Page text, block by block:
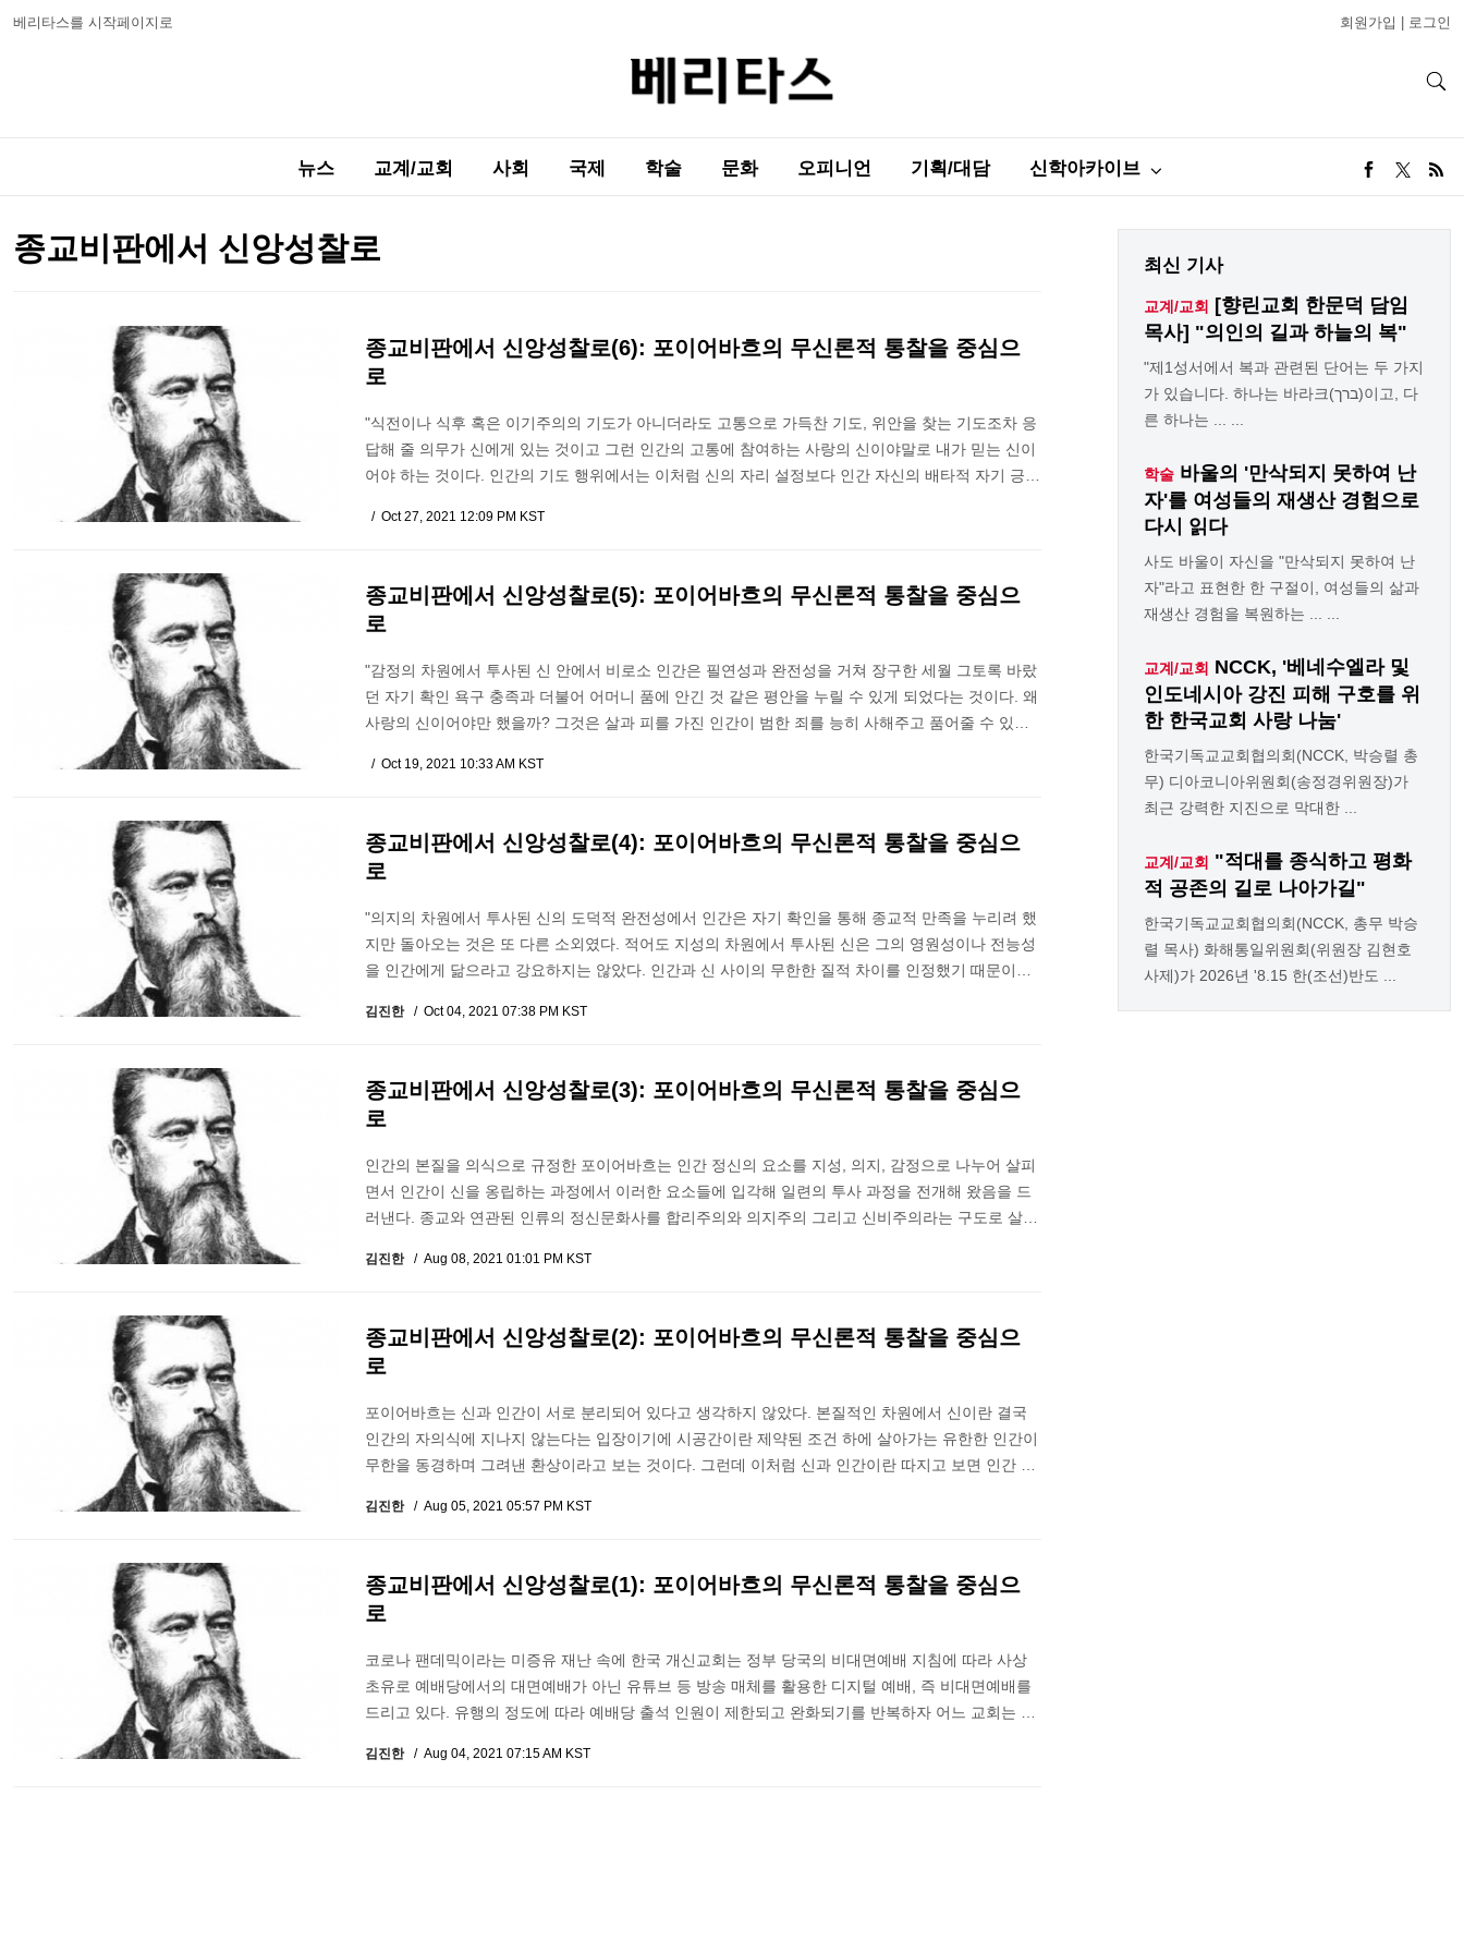
베리타스를 시작페이지로 회원가입 로그인
뉴스 교계/교회 사회 국제 학술 문화 오피니언 기획/대담 신학아카이브
종교비판에서 신앙성찰로
종교비판에서 신앙성찰로(6): 포이어바흐의 무신론적 통찰을 중심으
로
"식전이나 식후 혹은 이기주의의 기도가 아니더라도 고통으로 가득찬 기도, 위안을 찾는 기도조차 응
답해 줄 의무가 신에게 있는 것이고 그런 인간의 고통에 참여하는 사랑의 신이야말로 내가 믿는 신이
어야 하는 것이다. 인간의 기도 행위에서는 이처럼 신의 자리 설정보다 인간 자신의 배타적 자기 긍…
Oct 27, 2021 12:09 PM KST
종교비판에서 신앙성찰로(5): 포이어바흐의 무신론적 통찰을 중심으
로
"감정의 차원에서 투사된 신 안에서 비로소 인간은 필연성과 완전성을 거쳐 장구한 세월 그토록 바랐
던 자기 확인 욕구 충족과 더불어 어머니 품에 안긴 것 같은 평안을 누릴 수 있게 되었다는 것이다. 왜
사랑의 신이어야만 했을까? 그것은 살과 피를 가진 인간이 범한 죄를 능히 사해주고 품어줄 수 있…
Oct 19, 2021 10:33 AM KST
종교비판에서 신앙성찰로(4): 포이어바흐의 무신론적 통찰을 중심으
로
"의지의 차원에서 투사된 신의 도덕적 완전성에서 인간은 자기 확인을 통해 종교적 만족을 누리려 했
지만 돌아오는 것은 또 다른 소외였다. 적어도 지성의 차원에서 투사된 신은 그의 영원성이나 전능성
을 인간에게 닮으라고 강요하지는 않았다. 인간과 신 사이의 무한한 질적 차이를 인정했기 때문이…
김진한 Oct 04, 2021 07:38 PM KST
종교비판에서 신앙성찰로(3): 포이어바흐의 무신론적 통찰을 중심으
로
인간의 본질을 의식으로 규정한 포이어바흐는 인간 정신의 요소를 지성, 의지, 감정으로 나누어 살피
면서 인간이 신을 옹립하는 과정에서 이러한 요소들에 입각해 일련의 투사 과정을 전개해 왔음을 드
러낸다. 종교와 연관된 인류의 정신문화사를 합리주의와 의지주의 그리고 신비주의라는 구도로 살…
김진한 Aug 08, 2021 01:01 PM KST
종교비판에서 신앙성찰로(2): 포이어바흐의 무신론적 통찰을 중심으
로
포이어바흐는 신과 인간이 서로 분리되어 있다고 생각하지 않았다. 본질적인 차원에서 신이란 결국
인간의 자의식에 지나지 않는다는 입장이기에 시공간이란 제약된 조건 하에 살아가는 유한한 인간이
무한을 동경하며 그려낸 환상이라고 보는 것이다. 그런데 이처럼 신과 인간이란 따지고 보면 인간 …
김진한 Aug 05, 2021 05:57 PM KST
종교비판에서 신앙성찰로(1): 포이어바흐의 무신론적 통찰을 중심으
로
코로나 팬데믹이라는 미증유 재난 속에 한국 개신교회는 정부 당국의 비대면예배 지침에 따라 사상
초유로 예배당에서의 대면예배가 아닌 유튜브 등 방송 매체를 활용한 디지털 예배, 즉 비대면예배를
드리고 있다. 유행의 정도에 따라 예배당 출석 인원이 제한되고 완화되기를 반복하자 어느 교회는 …
김진한 Aug 04, 2021 07:15 AM KST
최신 기사
교계/교회
[향린교회 한문덕 담임
목사] "의인의 길과 하늘의 복"
"제1성서에서 복과 관련된 단어는 두 가지
가 있습니다. 하나는 바라크(ברך)이고, 다
른 하나는 ... ...
학술 바울의 '만삭되지 못하여 난
자'를 여성들의 재생산 경험으로
다시 읽다
사도 바울이 자신을 "만삭되지 못하여 난
자"라고 표현한 한 구절이, 여성들의 삶과
재생산 경험을 복원하는 ... ...
교계/교회 NCCK, '베네수엘라 및
인도네시아 강진 피해 구호를 위
한 한국교회 사랑 나눔'
한국기독교교회협의회(NCCK, 박승렬 총
무) 디아코니아위원회(송정경위원장)가
최근 강력한 지진으로 막대한 ...
교계/교회 "적대를 종식하고 평화
적 공존의 길로 나아가길"
한국기독교교회협의회(NCCK, 총무 박승
렬 목사) 화해통일위원회(위원장 김현호
사제)가 2026년 '8.15 한(조선)반도 ...